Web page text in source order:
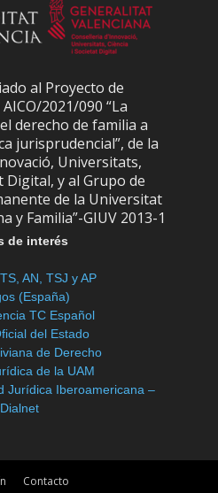
al Proyecto de
2021/090 “La
derecho de familia a
jurisprudencial”, de la
Universitats,
Digital, y al Grupo de
de la Universitat
y Familia”-GIUV 2013-1
de interés
AN, TSJ y AP
(España)
TC Español
del Estado
de Derecho
de la UAM
Jurídica Iberoamericana –
Dialnet
Contacto